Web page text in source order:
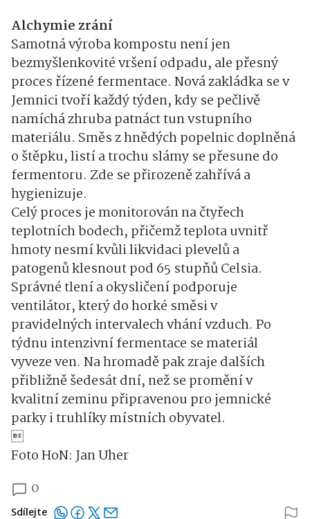
Alchymie zrání
Samotná výroba kompostu není jen
bezmyšlenkovité vršení odpadu, ale přesný
proces řízené fermentace. Nová zakládka se v
Jemnici tvoří každý týden, kdy se pečlivě
namíchá zhruba patnáct tun vstupního
materiálu. Směs z hnědých popelnic doplněná
o štěpku, listí a trochu slámy se přesune do
fermentoru. Zde se přirozeně zahřívá a
hygienizuje.
Celý proces je monitorován na čtyřech
teplotních bodech, přičemž teplota uvnitř
hmoty nesmí kvůli likvidaci plevelů a
patogenů klesnout pod 65 stupňů Celsia.
Správné tlení a okysličení podporuje
ventilátor, který do horké směsi v
pravidelných intervalech vhání vzduch. Po
týdnu intenzivní fermentace se materiál
vyveze ven. Na hromadě pak zraje dalších
přibližně šedesát dní, než se promění v
kvalitní zeminu připravenou pro jemnické
parky i truhlíky místních obyvatel.

Foto HoN: Jan Uher
0
Sdílejte